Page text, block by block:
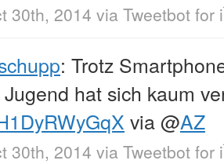
30th, 2014 via Tweetbot for
: Trotz
hat sich kaum
via@AZ
30th, 2014 via Tweetbot for